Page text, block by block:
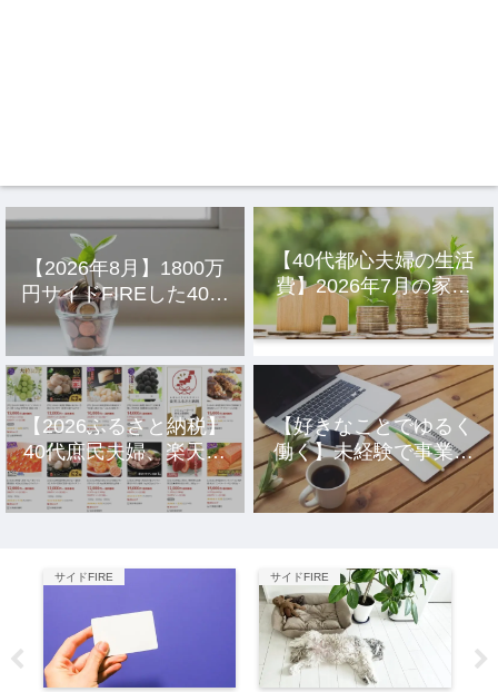
【2026年8月】1800万
円サイドFIREした40代
主婦の投資結果公開
【40代都心夫婦の生活
費】2026年7月の家計
簿公開
【2026ふるさと納税】
40代庶民夫婦、楽天市
場のおすすめ返礼品10
選。
【好きなことでゆるく
働く】未経験で事業を
立ち上げ10年、元社畜
アラサー女の話。
サイドFIRE サイドFIRE